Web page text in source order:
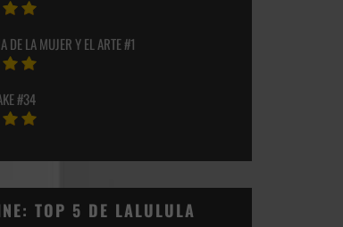
DE LA MUJER Y EL ARTE #1
#34
TOP 5 DE LALULULA